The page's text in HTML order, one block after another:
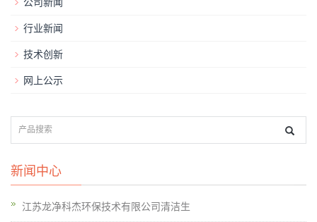
行业新闻
技术创新
网上公示
新闻中心
江苏龙净科杰环保技术有限公司清洁生